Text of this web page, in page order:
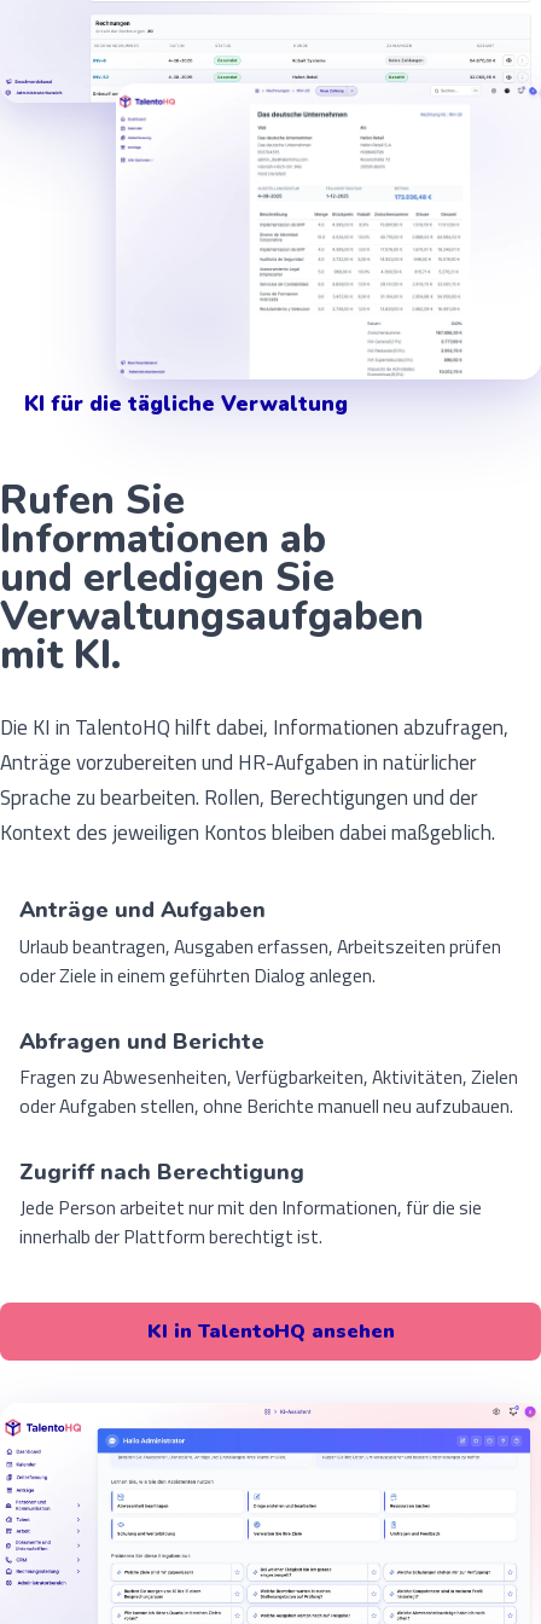
Rechnungsdetail
KI für die tägliche Verwaltung
Rufen Sie
Informationen ab
und erledigen Sie
Verwaltungsaufgaben
mit KI.
Die KI in TalentoHQ hilft dabei, Informationen abzufragen,
Anträge vorzubereiten und HR-Aufgaben in natürlicher
Sprache zu bearbeiten. Rollen, Berechtigungen und der
Kontext des jeweiligen Kontos bleiben dabei maßgeblich.
Anträge und Aufgaben
Urlaub beantragen, Ausgaben erfassen, Arbeitszeiten prüfen
oder Ziele in einem geführten Dialog anlegen.
Abfragen und Berichte
Fragen zu Abwesenheiten, Verfügbarkeiten, Aktivitäten, Zielen
oder Aufgaben stellen, ohne Berichte manuell neu aufzubauen.
Zugriff nach Berechtigung
Jede Person arbeitet nur mit den Informationen, für die sie
innerhalb der Plattform berechtigt ist.
KI in TalentoHQ ansehen